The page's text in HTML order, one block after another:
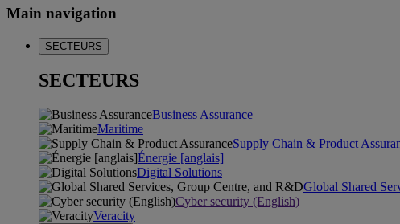
Main navigation
SECTEURS
SECTEURS
Business Assurance
Maritime
Supply Chain & Product
Énergie [anglais]
Digital Solutions
Global Shared
Cyber security (English)
Veracity